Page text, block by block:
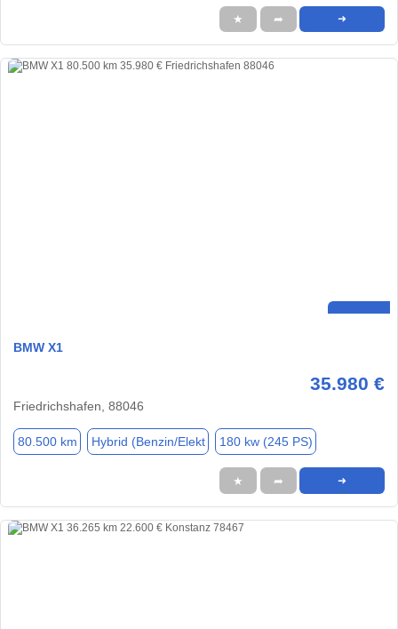
★ ➦ ➜
BMW X1
35.980 €
Friedrichshafen, 88046
80.500 km Hybrid (Benzin/Elekt 180 kw (245 PS)
★ ➦ ➜